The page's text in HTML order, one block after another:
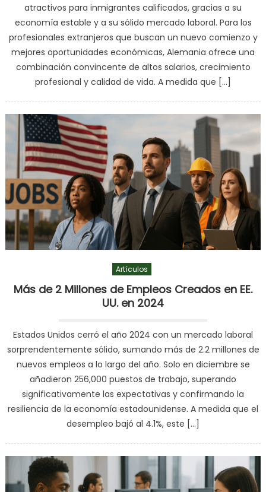
atractivos para inmigrantes calificados, gracias a su
economía estable y a su sólido mercado laboral. Para los
profesionales extranjeros que buscan un nuevo comienzo y
mejores oportunidades económicas, Alemania ofrece una
combinación convincente de altos salarios, crecimiento
profesional y calidad de vida. A medida que […]
Artículos
Más de 2 Millones de Empleos Creados en EE.
UU. en 2024
Estados Unidos cerró el año 2024 con un mercado laboral
sorprendentemente sólido, sumando más de 2.2 millones de
nuevos empleos a lo largo del año. Solo en diciembre se
añadieron 256,000 puestos de trabajo, superando
significativamente las expectativas y confirmando la
resiliencia de la economía estadounidense. A medida que el
desempleo bajó al 4.1%, este […]